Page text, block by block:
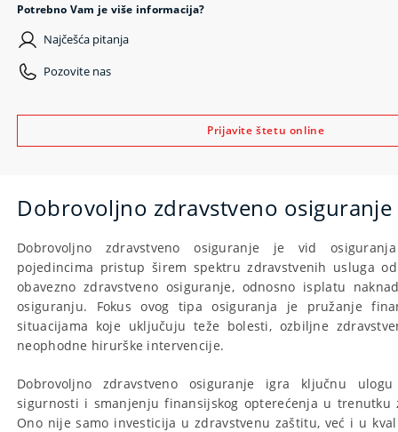
Potrebno Vam je više informacija?
Najčešća pitanja
Pozovite nas
Prijavite štetu online
Dobrovoljno zdravstveno osiguranje
Dobrovoljno zdravstveno osiguranje je vid
pojedincima pristup širem spektru zdravstvenih usluga
obavezno zdravstveno osiguranje, odnosno isplatu
osiguranju. Fokus ovog tipa osiguranja je pružanje
situacijama koje uključuju teže bolesti, ozbiljne
neophodne hirurške intervencije.
Dobrovoljno zdravstveno osiguranje igra ključnu
sigurnosti i smanjenju finansijskog opterećenja u trenutku
Ono nije samo investicija u zdravstvenu zaštitu, već i u